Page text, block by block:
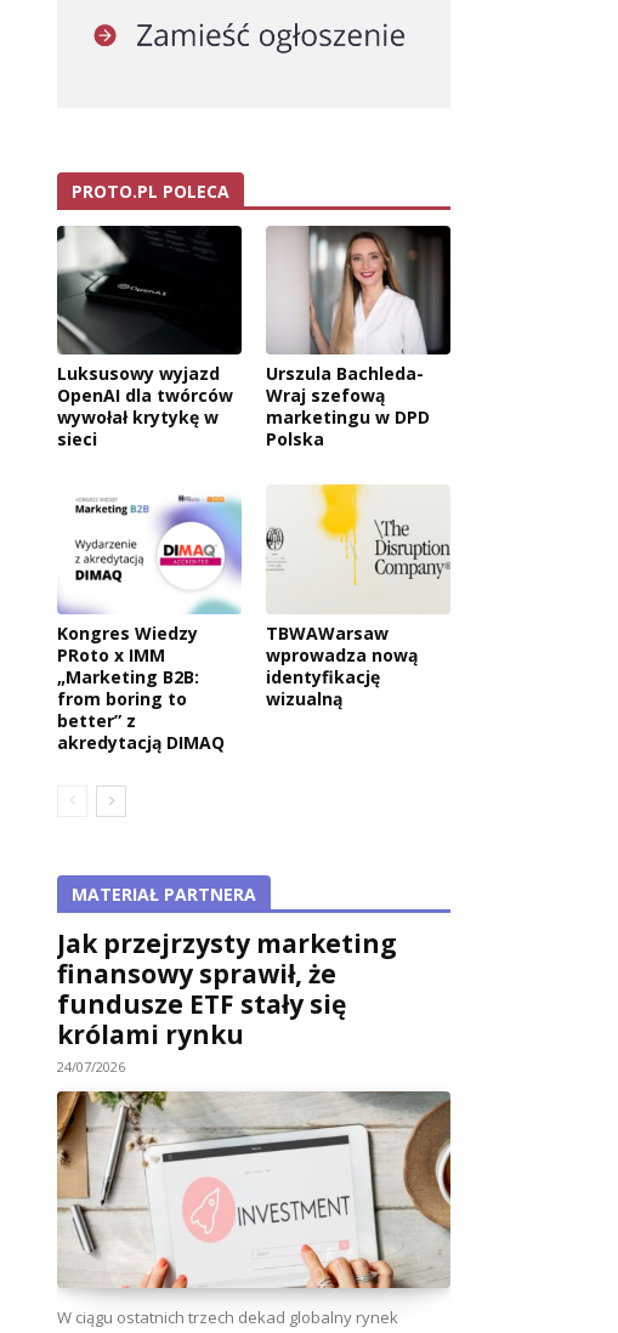
PROTO.PL POLECA
Luksusowy wyjazd
OpenAI dla twórców
wywołał krytykę w
sieci
Urszula Bachleda-
Wraj szefową
marketingu w DPD
Polska
Kongres Wiedzy
PRoto x IMM
„Marketing B2B:
from boring to
better” z
akredytacją DIMAQ
TBWAWarsaw
wprowadza nową
identyfikację
wizualną
MATERIAŁ PARTNERA
Jak przejrzysty marketing
finansowy sprawił, że
fundusze ETF stały się
królami rynku
24/07/2026
W ciągu ostatnich trzech dekad globalny rynek